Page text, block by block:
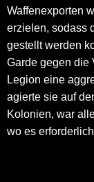
Waffenexporten
erzielen, sodass
gestellt werden
Garde gegen die
Legion eine
agierte sie auf
Kolonien, war
wo es